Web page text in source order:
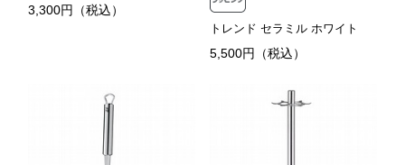
3,300円（税込）
トレンド セラミル ホワイト
5,500円（税込）